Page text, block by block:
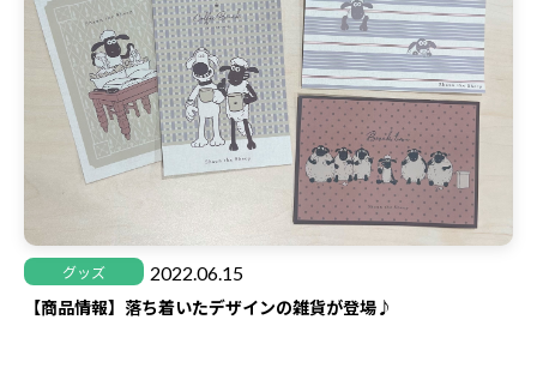
グッズ 2022.06.15
【商品情報】落ち着いたデザインの雑貨が登場♪